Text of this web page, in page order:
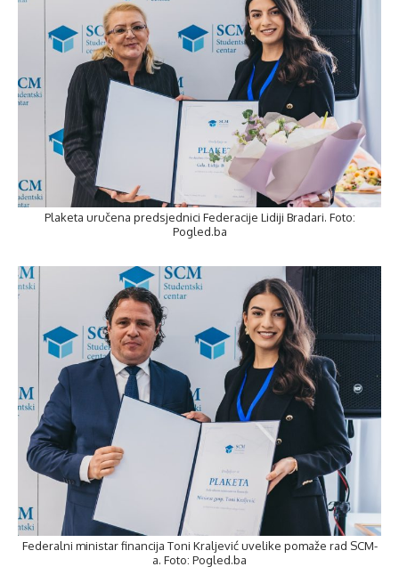
Plaketa uručena predsjednici Federacije Lidiji Bradari. Foto:
Pogled.ba
Federalni ministar financija Toni Kraljević uvelike pomaže rad SCM-
a. Foto: Pogled.ba